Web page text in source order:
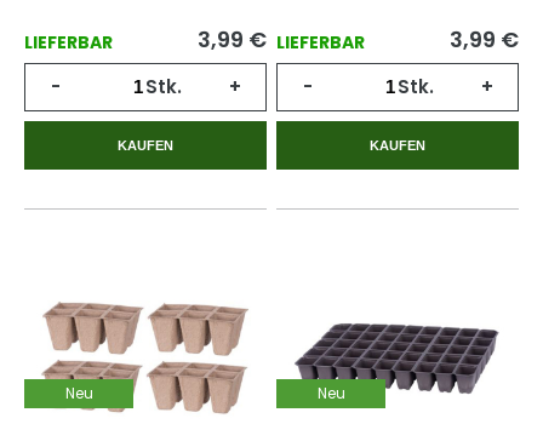
LIEFERBAR 3,99 €
- Stk. +
KAUFEN
LIEFERBAR 3,99 €
- Stk. +
KAUFEN
Neu Neu